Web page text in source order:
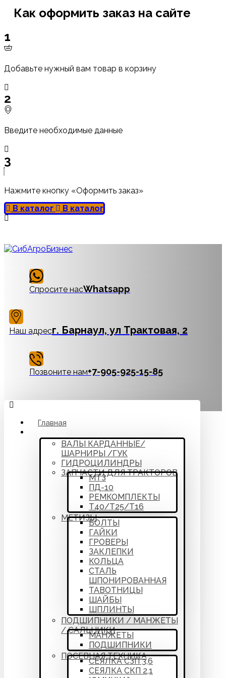
Как оформить заказ на сайте
1
Добавьте нужный вам товар в корзину
2
Введите необходимые данные
3
Нажмите кнопку «Оформить заказ»
В каталог
В каталог
Спросите насWhatsapp
Наш адресг. Барнаул, ул Трактовая, 2
Позвоните нам‪+7-905-925-15-85
Главная
ВАЛЫ КАРДАННЫЕ/
ШАРНИРЫ /ГУК
ГИДРОЦИЛИНДРЫ
ЗАПЧАСТИ ДЛЯ ТРАКТОРОВ
МТЗ
ПД-10
РЕМКОМПЛЕКТЫ
Т40/Т25/Т16
МЕТИЗЫ
БОЛТЫ
ГАЙКИ
ГРОВЕРЫ
ЗАКЛЕПКИ
КОЛЬЦА
СТАЛЬ
ШПОНИРОВАННАЯ
ТАВОТНИЦЫ
ШАЙБЫ
ШПЛИНТЫ
ПОДШИПНИКИ / МАНЖЕТЫ
/ САЛЬНИКИ
МАНЖЕТЫ
ПОДШИПНИКИ
ПОСЕВНАЯ ТЕХНИКА
СЕЯЛКА СЗП 3,6
СЕЯЛКА СКП 2,1